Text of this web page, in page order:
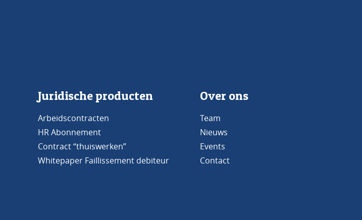
Juridische producten
Arbeidscontracten
HR Abonnement
Contract “thuiswerken”
Whitepaper Faillissement debiteur
Over ons
Team
Nieuws
Events
Contact